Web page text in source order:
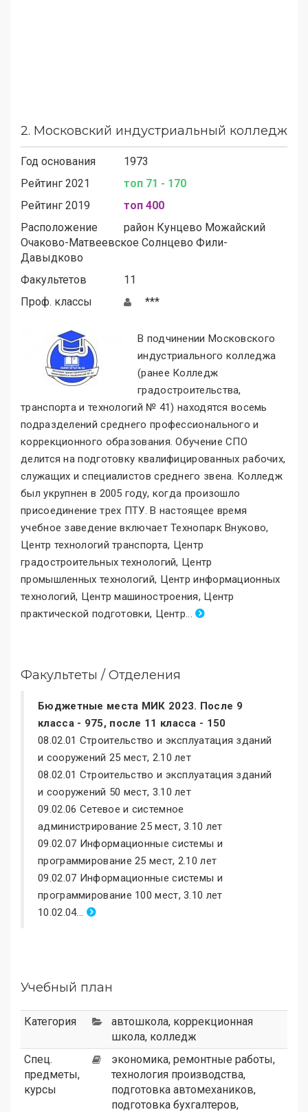
2. Московский индустриальный колледж
Год основания
1973
Рейтинг 2021
топ 71 - 170
Рейтинг 2019
топ 400
Расположение
район Кунцево Можайский
Очаково-Матвеевское Солнцево Фили-
Давыдково
Факультетов
11
Проф. классы
***
В подчинении Московского
индустриального колледжа
(ранее Колледж
градостроительства,
транспорта и технологий № 41) находятся восемь
подразделений среднего профессионального и
коррекционного образования. Обучение СПО
делится на подготовку квалифицированных рабочих,
служащих и специалистов среднего звена. Колледж
был укрупнен в 2005 году, когда произошло
присоединение трех ПТУ. В настоящее время
учебное заведение включает Технопарк Внуково,
Центр технологий транспорта, Центр
градостроительных технологий, Центр
промышленных технологий, Центр информационных
технологий, Центр машиностроения, Центр
практической подготовки, Центр...
Факультеты / Отделения
Бюджетные места МИК 2023. После 9
класса - 975, после 11 класса - 150
08.02.01 Строительство и эксплуатация зданий
и сооружений 25 мест, 2.10 лет
08.02.01 Строительство и эксплуатация зданий
и сооружений 50 мест, 3.10 лет
09.02.06 Сетевое и системное
администрирование 25 мест, 3.10 лет
09.02.07 Информационные системы и
программирование 25 мест, 2.10 лет
09.02.07 Информационные системы и
программирование 100 мест, 3.10 лет
10.02.04...
Учебный план
Категория автошкола, коррекционная
школа, колледж
Спец.
предметы,
курсы
экономика, ремонтные работы,
технология производства,
подготовка автомехаников,
подготовка бухгалтеров,